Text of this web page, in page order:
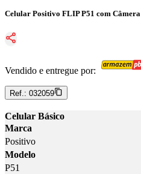
Celular Positivo FLIP P51 com
Vendido e entregue por:
Ref.: 032059
Celular Básico
Marca
Positivo
Modelo
P51